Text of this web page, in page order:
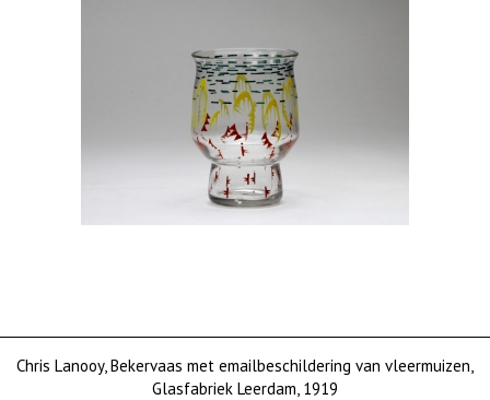
Chris Lanooy, Bekervaas met emailbeschildering van vleermuizen,
Glasfabriek Leerdam, 1919